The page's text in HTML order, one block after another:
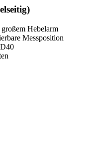
Hebelarm
Messposition